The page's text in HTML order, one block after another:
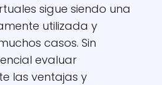
sigue siendo una
utilizada y
casos. Sin
evaluar
las ventajas y